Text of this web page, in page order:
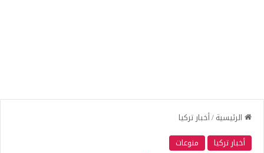
الرئيسية/أخبار تركيا
أخبار تركيا
منوعات